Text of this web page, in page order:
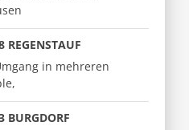
in mehreren